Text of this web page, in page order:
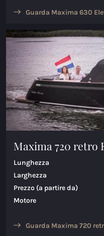
Guarda Maxima 630
Maxima 720 retro
Lunghezza
Larghezza
Prezzo (a partire da)
Motore
Guarda Maxima 720